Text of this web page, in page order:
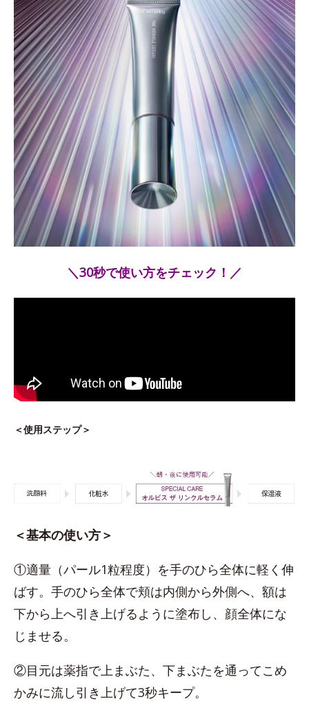
＼30秒で使い方をチェック！／
＜使用ステップ＞
＜基本の使い方＞
①適量（パール1粒程度）を手のひら全体に軽く伸
ばす。手のひら全体で頬は内側から外側へ、額は
下から上へ引き上げるように塗布し、顔全体にな
じませる。
②目元は薬指で上まぶた、下まぶたを通ってこめ
かみに流し引き上げて3秒キープ。